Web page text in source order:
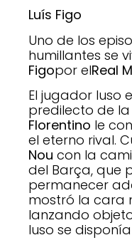
Luís Figo
Uno de los
humillantes se
Figopor elReal
El jugador luso
predilecto de
Florentino le
el eterno rival.
Nou con la
del Barça, que
permanecer
mostró la cara
lanzando
luso se